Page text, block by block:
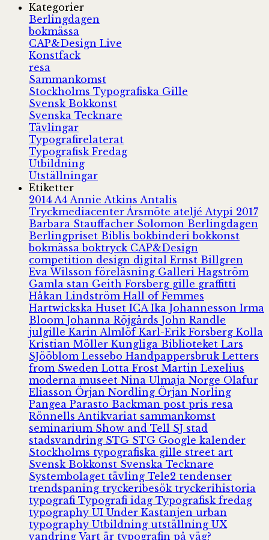
Kategorier
Berlingdagen
bokmässa
CAP&Design Live
Konstfack
resa
Sammankomst
Stockholms Typografiska Gille
Svensk Bokkonst
Svenska Tecknare
Tävlingar
Typografirelaterat
Typografisk Fredag
Utbildning
Utställningar
Etiketter
2014 A4 Annie Atkins Antalis
Tryckmediacenter Årsmöte ateljé Atypi 2017
Barbara Stauffacher Solomon Berlingdagen
Berlingpriset Biblisbokbinderibokkonst
bokmässaboktryck CAP&Design
competition design digital Ernst Billgren
Eva Wilsson föreläsning Galleri Hagström
Gamla stan Geith Forsberg gille graffitti
Håkan Lindström Hall of Femmes
Hartwickska Huset ICA Ika Johannesson Irma
Bloom Johanna Röjgårds John Randle
julgille Karin Almlöf Karl-Erik Forsberg Kolla
Kristian Möller Kungliga Biblioteket Lars
SJööblom Lessebo Handpappersbruk Letters
from Sweden Lotta Frost Martin Lexelius
moderna museet Nina Ulmaja Norge Olafur
Eliasson Örjan Nordling Örjan Norling
Pangea Parasto Backman post pris resa
Rönnells Antikvariat sammankomst
seminarium Show and Tell SJ stad
stadsvandring STG STG Google kalender
Stockholms typografiska gille street art
Svensk Bokkonst Svenska Tecknare
Systembolaget tävling Tele2 tendenser
trendspaning tryckeribesök tryckerihistoria
typografi Typografi idag Typografisk fredag
typography UI Under Kastanjen urban
typography Utbildning utställning UX
vandring Vart är typografin på väg?